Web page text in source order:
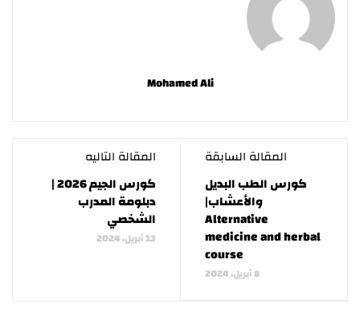
Mohamed Ali
المقالة السابقة
كورس الطب البديل
والأعشاب|
Alternative
medicine and herbal
course
8 أبريل، 2024
المقالة التاليه
كورس الجيم 2026 |
دبلومة المدرب
الشخصي
13 أبريل، 2024